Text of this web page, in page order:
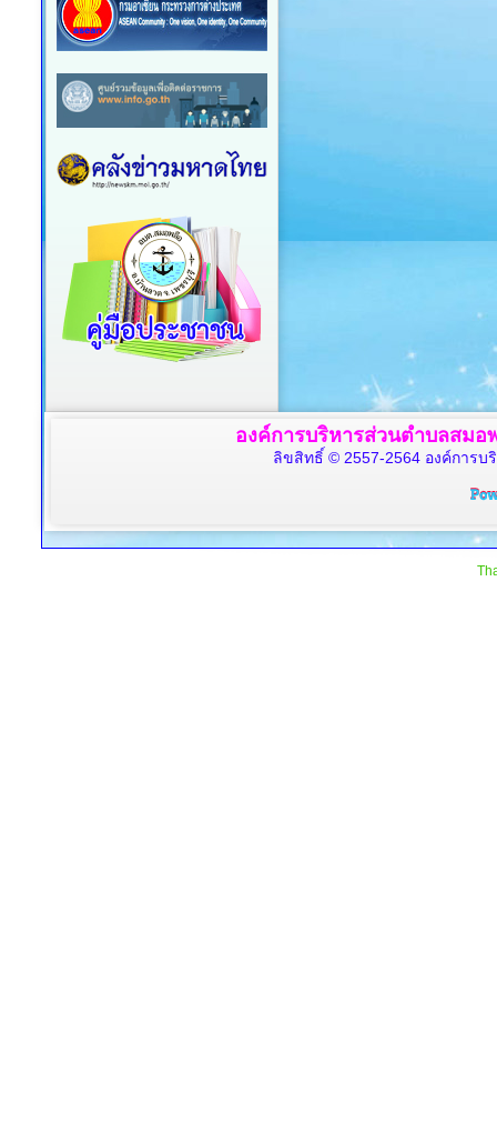
องค์การบริหารส่วนตำบลสมอ
ลิขสิทธิ์ © 2557-2564 องค์การ